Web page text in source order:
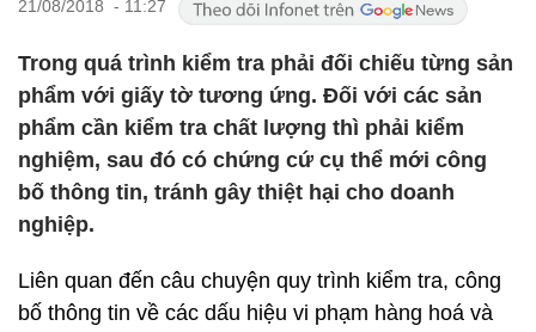
21/08/2018 - 11:27
Trong quá trình kiểm tra phải đối chiếu từng sản
phẩm với giấy tờ tương ứng. Đối với các sản
phẩm cần kiểm tra chất lượng thì phải kiểm
nghiệm, sau đó có chứng cứ cụ thể mới công
bố thông tin, tránh gây thiệt hại cho doanh
nghiệp.
Liên quan đến câu chuyện quy trình kiểm tra, công
bố thông tin về các dấu hiệu vi phạm hàng hoá và